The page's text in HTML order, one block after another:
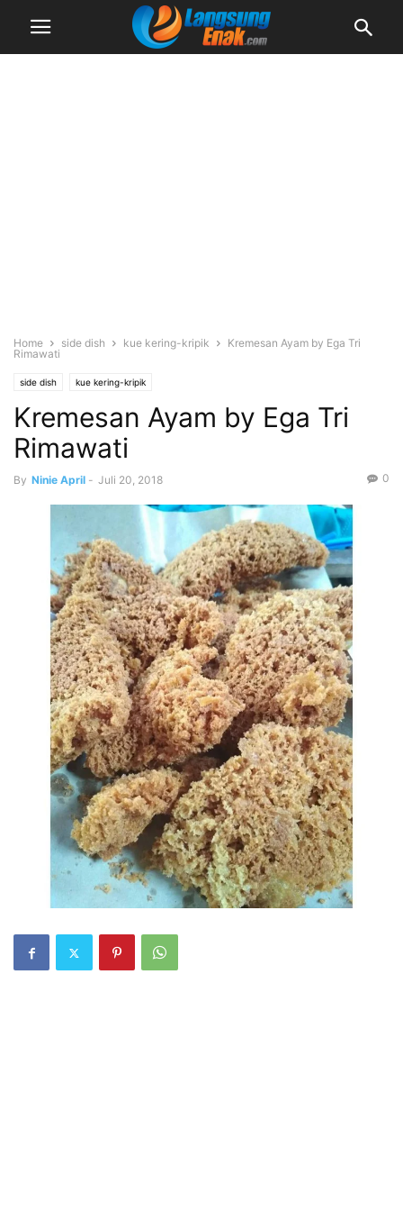
Home side dish kue kering-kripik
Kremesan Ayam by Ega Tri
Rimawati
side dish kue kering-kripik
Kremesan Ayam by Ega Tri
Rimawati
By Ninie April - Juli 20, 2018 0